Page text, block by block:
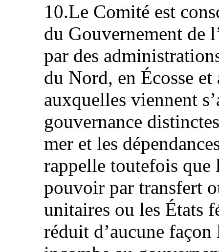
10.Le Comité est
du Gouvernement de
par des
du Nord, en Écosse et
auxquelles viennent
gouvernance
mer et les
rappelle toutefois que
pouvoir par transfert
unitaires ou les États
réduit d’aucune